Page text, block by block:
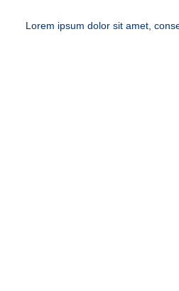
Lorem ipsum dolor sit amet,